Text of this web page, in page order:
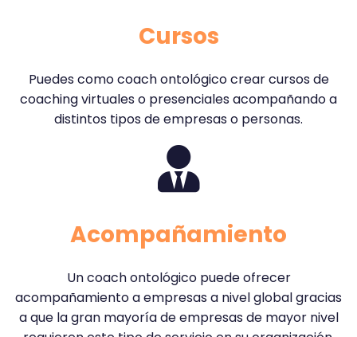
Cursos
Puedes como coach ontológico crear cursos de
coaching virtuales o presenciales acompañando a
distintos tipos de empresas o personas.
Acompañamiento
Un coach ontológico puede ofrecer
acompañamiento a empresas a nivel global gracias
a que la gran mayoría de empresas de mayor nivel